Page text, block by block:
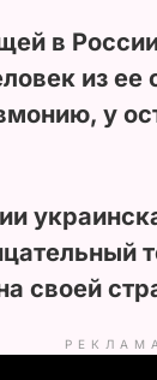
в
из
у
своей
РЕКЛАМА